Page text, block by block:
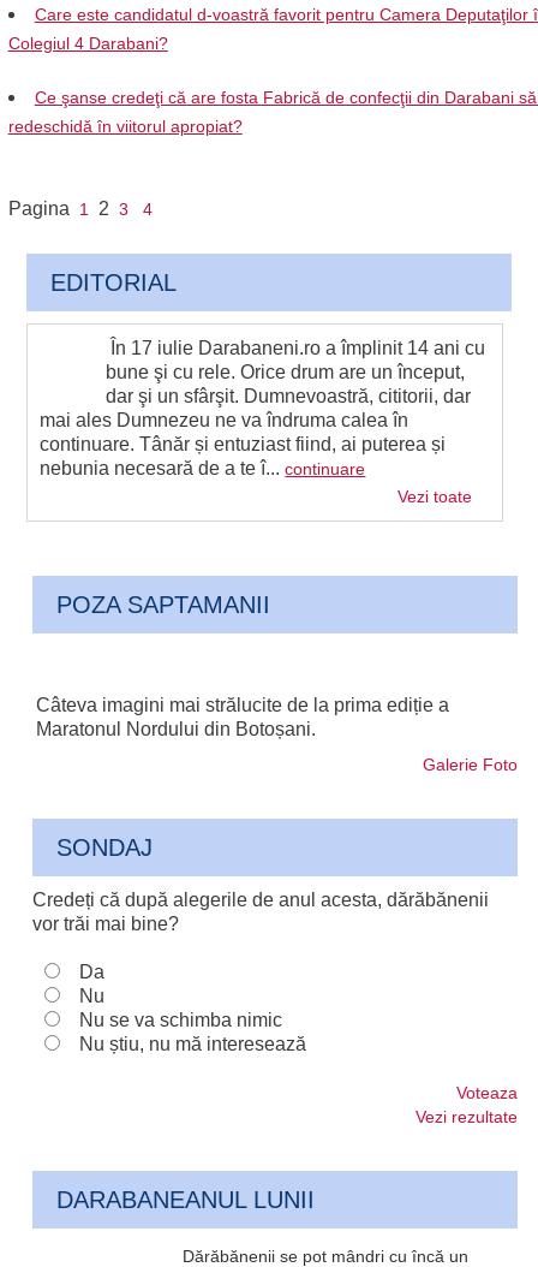
Care este candidatul d-voastră favorit pentru Camera Deputaţilor
Colegiul 4 Darabani?
Ce şanse credeţi că are fosta Fabrică de confecţii din Darabani
redeschidă în viitorul apropiat?
Pagina 1 2 3 4
EDITORIAL
În 17 iulie Darabaneni.ro a împlinit 14 ani cu
bune şi cu rele. Orice drum are un început,
dar şi un sfârşit. Dumnevoastră, cititorii, dar
mai ales Dumnezeu ne va îndruma calea în
continuare. Tânăr și entuziast fiind, ai puterea și
nebunia necesară de a te î...continuare
Vezi toate
POZA SAPTAMANII
Câteva imagini mai strălucite de la prima ediție a
Maratonul Nordului din Botoșani.
Galerie Foto
SONDAJ
Credeți că după alegerile de anul acesta, dărăbănenii
vor trăi mai bine?
Da
Nu
Nu se va schimba nimic
Nu știu, nu mă interesează
Voteaza
Vezi rezultate
DARABANEANUL LUNII
Dărăbănenii se pot mândri cu încă un